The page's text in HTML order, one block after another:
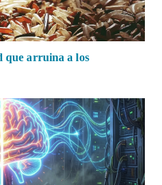
que arruina a los